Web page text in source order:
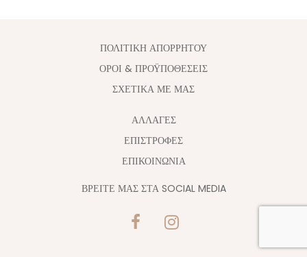
ΠΟΛΙΤΙΚΗ ΑΠΟΡΡΗΤΟΥ
ΟΡΟΙ & ΠΡΟΫΠΟΘΕΣΕΙΣ
ΣΧΕΤΙΚΑ ΜΕ ΜΑΣ
ΑΛΛΑΓΈΣ
ΕΠΙΣΤΡΟΦΕΣ
ΕΠΙΚΟΙΝΩΝΙΑ
ΒΡΕΙΤΕ ΜΑΣ ΣΤΑ SOCIAL MEDIA